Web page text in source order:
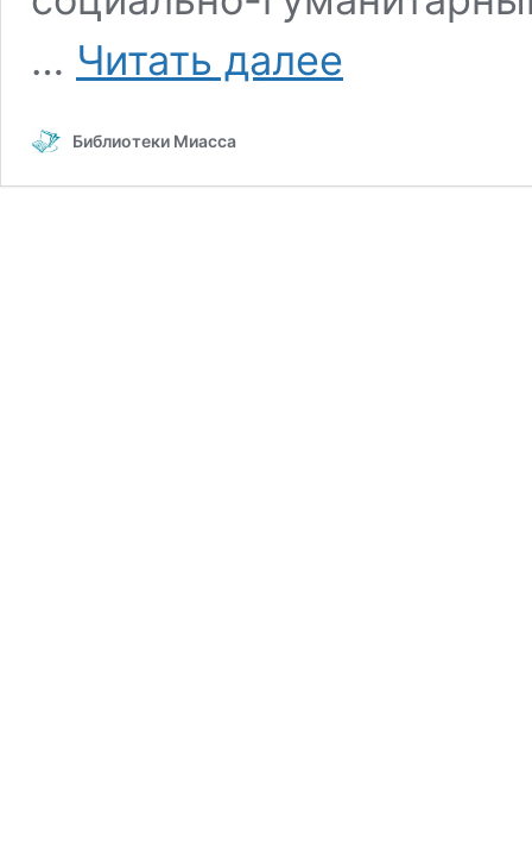
… Читать далее
Библиотеки Миасса